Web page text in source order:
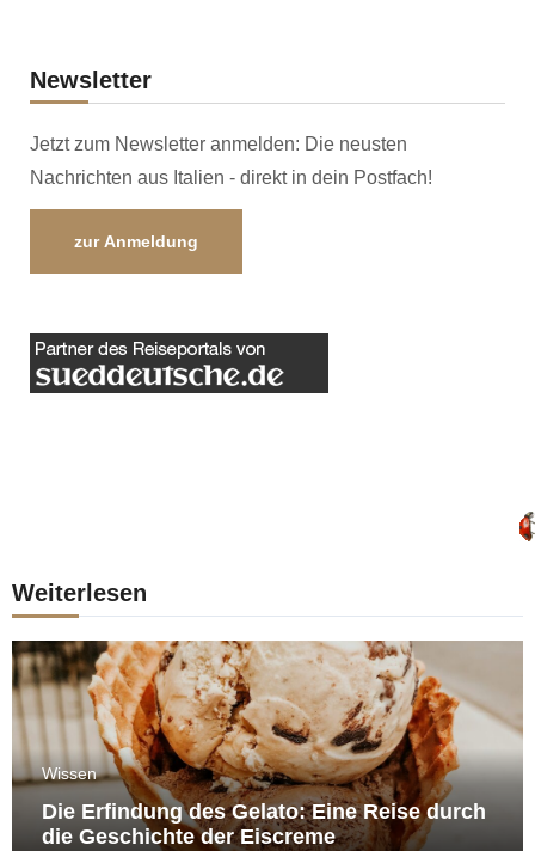
Newsletter
Jetzt zum Newsletter anmelden: Die neusten
Nachrichten aus Italien - direkt in dein Postfach!
zur Anmeldung
Weiterlesen
Wissen
Die Erfindung des Gelato: Eine Reise durch
die Geschichte der Eiscreme